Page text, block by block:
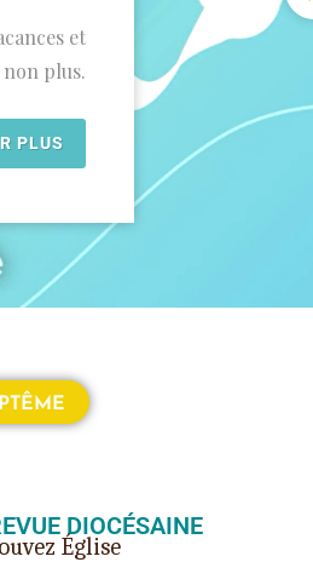
et
non plus.
PLUS
DIOCÉSAINE
Église